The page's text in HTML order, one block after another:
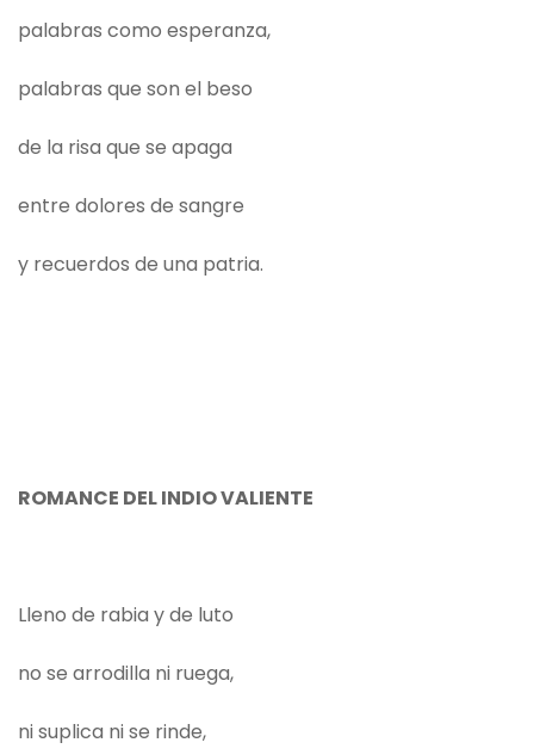
palabras como esperanza,
palabras que son el beso
de la risa que se apaga
entre dolores de sangre
y recuerdos de una patria.
ROMANCE DEL INDIO VALIENTE
Lleno de rabia y de luto
no se arrodilla ni ruega,
ni suplica ni se rinde,